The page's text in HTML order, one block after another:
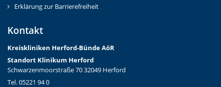
Erklärung zur Barrierefreiheit
Kontakt
Kreiskliniken Herford-Bünde AöR
Standort Klinikum Herford
Schwarzenmoorstraße 70 32049 Herford
Tel. 05221 94 0